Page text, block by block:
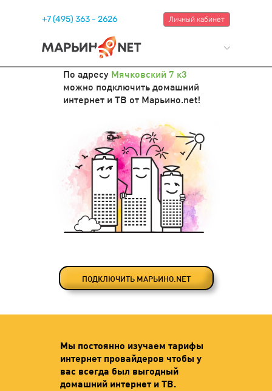
+7 (495) 363 - 2626 Личный кабинет
По адресу Мячковский 7 к3
можно подключить домашний
интернет и ТВ от Марьино.net!
ПОДКЛЮЧИТЬ МАРЬИНО.NET
Мы постоянно изучаем тарифы
интернет провайдеров чтобы у
вас всегда был выгодный
домашний интернет и ТВ.